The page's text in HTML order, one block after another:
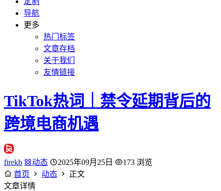
导航
更多
热门标签
文章存档
关于我们
友情链接
TikTok热词｜禁令延期背后的
跨境电商机遇
firekb 动态 2025年09月25日
173 浏览
首页
动态
正文
文章详情